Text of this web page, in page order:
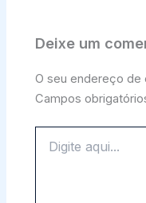
Deixe um
O seu endereço de
Campos
aqui...